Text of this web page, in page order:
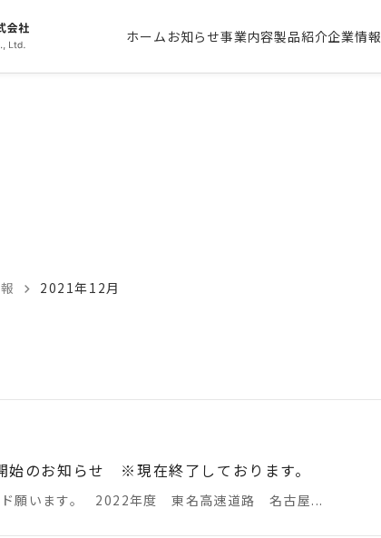
ホーム お知らせ事業内容製品紹介企業情報
2021年12月
のお知らせ ※現在終了しております。
ド願います。 2022年度 東名高速道路 名古屋...